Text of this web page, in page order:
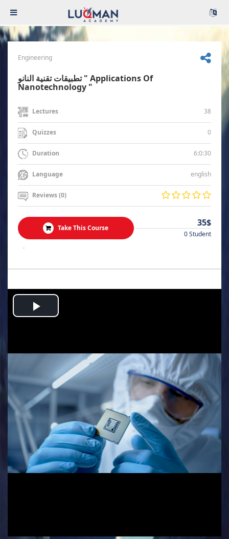
Engineering
تطبيقات تقنية النانو " Applications Of
Nanotechnology "
Lectures 38
Quizzes 0
Duration 6:0:30
Language english
Reviews (0)
Take This Course 35$
0 Student
.
Play